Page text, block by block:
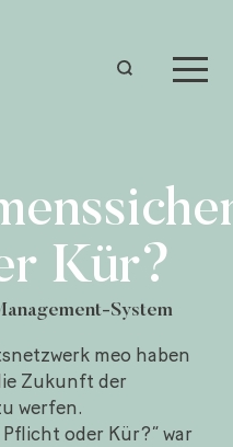
Kür?
System
meo haben
Zukunft der
werfen.
oder Kür?“ war